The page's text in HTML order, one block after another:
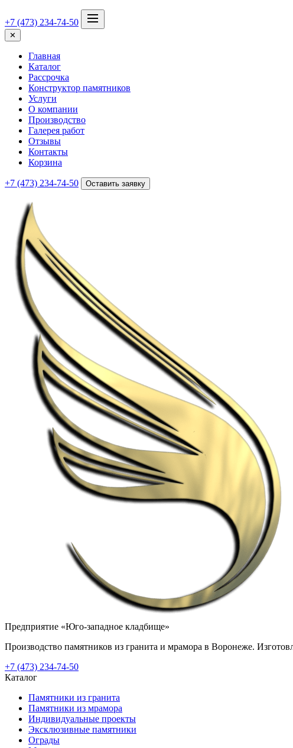
+7 (473) 234-74-50
✕
Главная
Каталог
Рассрочка
Конструктор памятников
Услуги
О компании
Производство
Галерея работ
Отзывы
Контакты
Корзина
+7 (473) 234-74-50 Оставить заявку
Предприятие «Юго-западное кладбище»
Производство памятников из гранита и мрамора в Воронеже.
+7 (473) 234-74-50
Каталог
Памятники из гранита
Памятники из мрамора
Индивидуальные проекты
Эксклюзивные памятники
Ограды